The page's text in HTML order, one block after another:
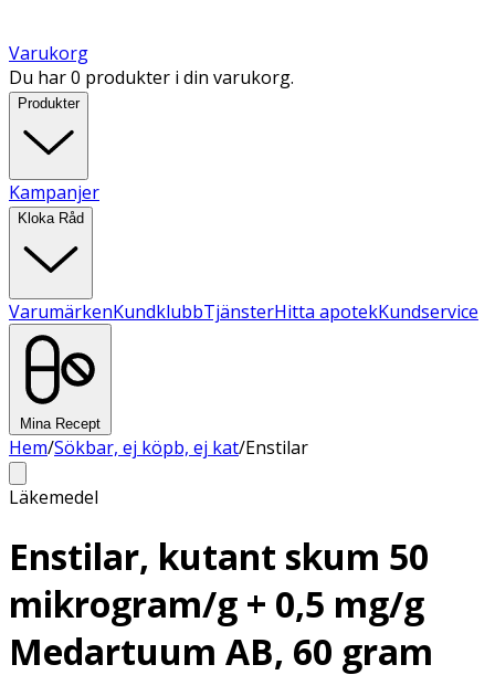
Varukorg
Du har 0 produkter i din varukorg.
Produkter
Kampanjer
Kloka Råd
VarumärkenKundklubbTjänsterHitta apotekKundservice
Mina Recept
Hem/Sökbar, ej köpb, ej kat/Enstilar
Läkemedel
Enstilar, kutant skum 50
mikrogram/g + 0,5 mg/g
Medartuum AB, 60 gram